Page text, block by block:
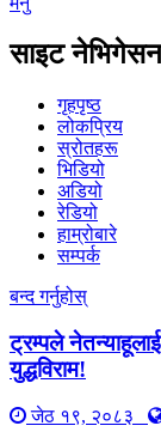
साइट नेभिगेसन
गृहपृष्ठ
लोकप्रिय
स्रोतहरू
भिडियो
अडियो
रेडियो
हाम्रोबारे
सम्पर्क
बन्द गर्नुहोस्
ट्रम्पले
युद्धविराम!
जेठ १९, २०८३